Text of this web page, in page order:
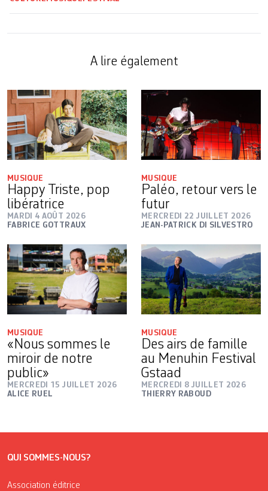
A lire également
MUSIQUE
Happy Triste, pop
libératrice
MARDI 4 AOÛT 2026
FABRICE GOTTRAUX
MUSIQUE
Paléo, retour vers le
futur
MERCREDI 22 JUILLET 2026
JEAN-PATRICK DI SILVESTRO
MUSIQUE
«Nous sommes le
miroir de notre
public»
MERCREDI 15 JUILLET 2026
ALICE RUEL
MUSIQUE
Des airs de famille
au Menuhin Festival
Gstaad
MERCREDI 8 JUILLET 2026
THIERRY RABOUD
QUI SOMMES-NOUS?
Association éditrice